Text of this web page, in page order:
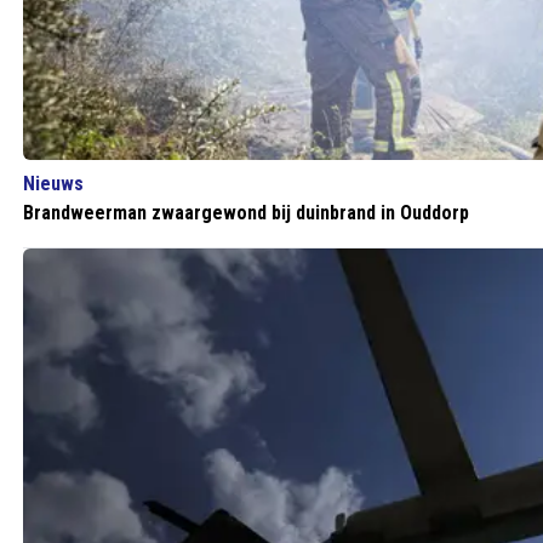
Nieuws
Brandweerman zwaargewond bij duinbrand in Ouddorp